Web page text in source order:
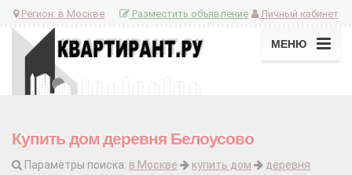
Регион: в Москве Личный кабинет
Разместить объявление
МЕНЮ
Купить дом деревня Белоусово
Параметры поиска: в Москве купить дом
деревня